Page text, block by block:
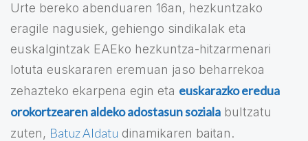
Urte bereko abenduaren 16an, hezkuntzako
eragile nagusiek, gehiengo sindikalak eta
euskalgintzak EAEko hezkuntza-hitzarmenari
lotuta euskararen eremuan jaso beharrekoa
zehazteko ekarpena egin eta euskarazko eredua
orokortzearen aldeko adostasun soziala bultzatu
zuten, Batuz Aldatu dinamikaren baitan.